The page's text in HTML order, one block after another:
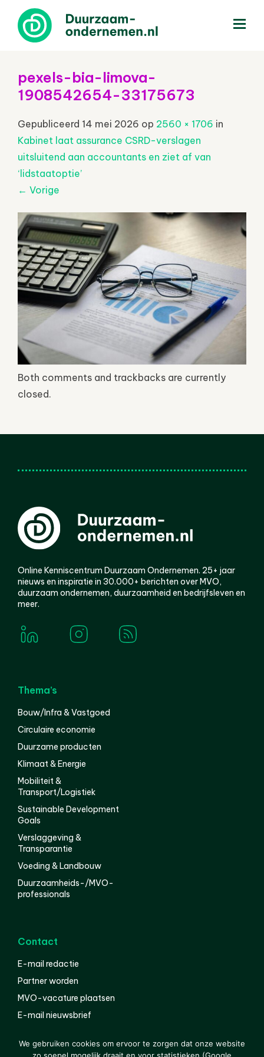
pexels-bia-limova-
1908542654-33175673
Gepubliceerd 14 mei 2026 op 2560 × 1706 in
Kabinet laat assurance CSRD-verslagen
uitsluitend aan accountants en ziet af van
‘lidstaatoptie’
← Vorige
Both comments and trackbacks are currently
closed.
Online Kenniscentrum Duurzaam Ondernemen. 25+ jaar
nieuws en inspiratie in 30.000+ berichten over MVO,
duurzaam ondernemen, duurzaamheid en bedrijfsleven en
meer.
Thema’s
Bouw/Infra & Vastgoed
Circulaire economie
Duurzame producten
Klimaat & Energie
Mobiliteit &
Transport/Logistiek
Sustainable Development
Goals
Verslaggeving &
Transparantie
Voeding & Landbouw
Duurzaamheids-/MVO-
professionals
Contact
E-mail redactie
Partner worden
MVO-vacature plaatsen
E-mail nieuwsbrief
We gebruiken cookies om ervoor te zorgen dat onze website